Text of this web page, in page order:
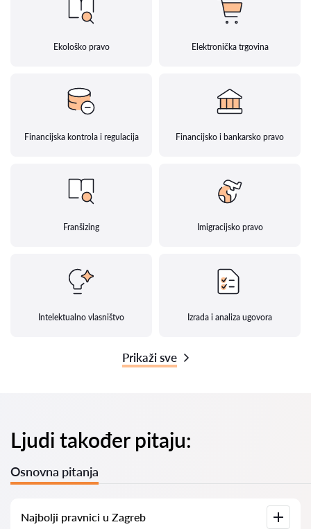
Ekološko pravo Elektronička trgovina
Financijska kontrola i regulacija Financijsko i bankarsko pravo
Franšizing Imigracijsko pravo
Intelektualno vlasništvo Izrada i analiza ugovora
Prikaži sve
Ljudi također pitaju:
Osnovna pitanja
Najbolji pravnici u Zagreb